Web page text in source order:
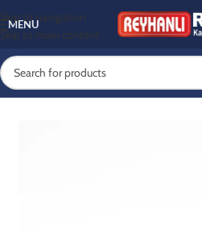
Skip to navigation
Skip to main content
MENU